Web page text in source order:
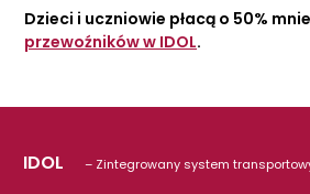
Dzieci i uczniowie płacą o 50%
przewoźników w IDOL.
IDOL – Zintegrowany system